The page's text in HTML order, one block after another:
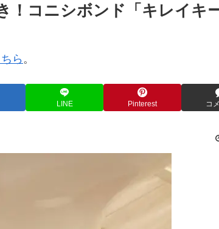
！コニシボンド「キレイキ
ら 。
LINE Pinterest コ